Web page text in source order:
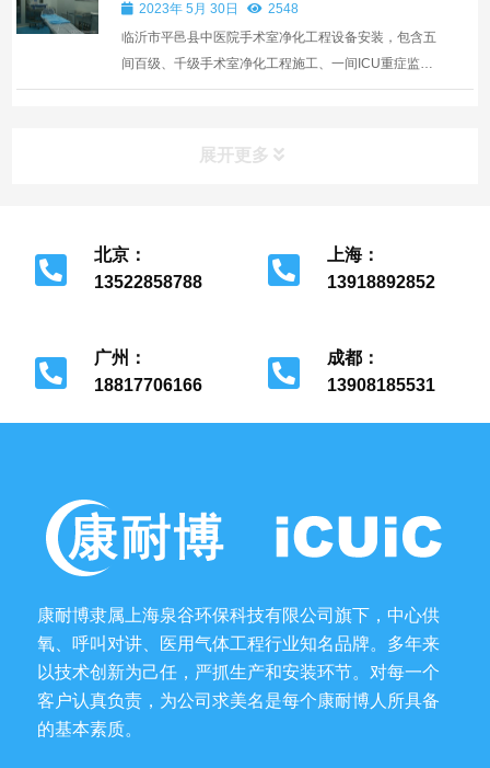
2023年 5月 30日
2548
临沂市平邑县中医院手术室净化工程设备安装，包含五
间百级、千级手术室净化工程施工、一间ICU重症监护
室净化装修、以及手术室净化工程配套用房的设计与施
展开更多
北京：
13522858788
上海：
13918892852
广州：
18817706166
成都：
13908185531
康耐博隶属上海泉谷环保科技有限公司旗下，中心供
氧、呼叫对讲、医用气体工程行业知名品牌。多年来
以技术创新为己任，严抓生产和安装环节。对每一个
客户认真负责，为公司求美名是每个康耐博人所具备
的基本素质。